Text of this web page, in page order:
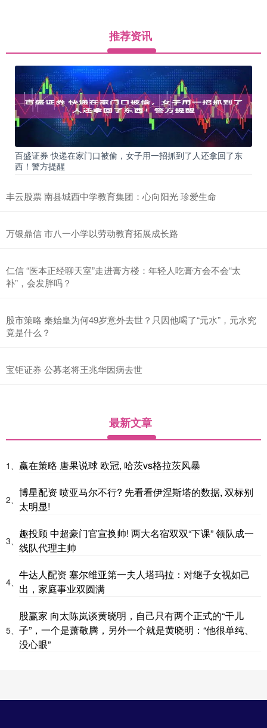
推荐资讯
百盛证券 快递在家门口被偷，女子用一招抓到了人还拿回了东
西！警方提醒
丰云股票 南县城西中学教育集团：心向阳光 珍爱生命
万银鼎信 市八一小学以劳动教育拓展成长路
仁信 “医本正经聊天室”走进膏方楼：年轻人吃膏方会不会“太
补”，会发胖吗？
股市策略 秦始皇为何49岁意外去世？只因他喝了“元水”，元水究
竟是什么？
宝钜证券 公募老将王兆华因病去世
最新文章
1、 赢在策略 唐果说球 欧冠, 哈茨vs格拉茨风暴
2、
博星配资 喷亚马尔不行? 先看看伊涅斯塔的数据, 双标别
太明显!
3、
趣投顾 中超豪门官宣换帅! 两大名宿双双“下课” 领队成一
线队代理主帅
4、
牛达人配资 塞尔维亚第一夫人塔玛拉：对继子女视如己
出，家庭事业双圆满
5、
股赢家 向太陈岚谈黄晓明，自己只有两个正式的“干儿
子”，一个是萧敬腾，另外一个就是黄晓明：“他很单纯、
没心眼”